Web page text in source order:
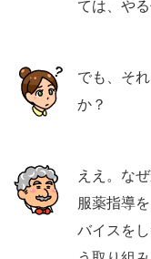
ては、や
でも、そ
か？
ええ。な
服薬指導
バイスを